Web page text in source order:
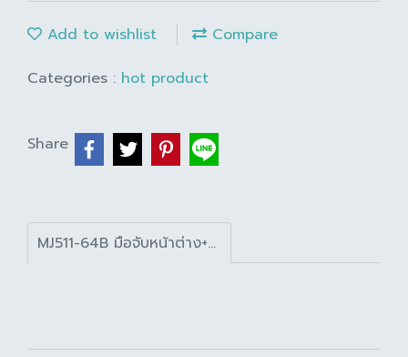
Add to wishlist
Compare
Categories : hot product
Share
MJ511-64B มือจับหน้าต่าง+ตู้เงินเงาโอ๊ค